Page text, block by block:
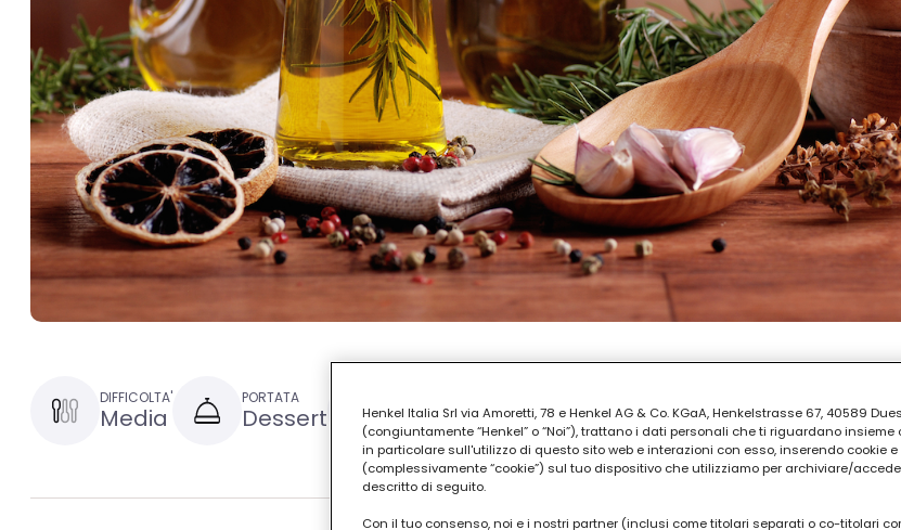
DIFFICOLTA'
Media
PORTATA
Dessert 1 ora e 30
Henkel Italia Srl via Amoretti, 78 e Henkel AG & Co. KGaA, Henkelstrasse 67, 40589
(congiuntamente “Henkel” o “Noi”), trattano i dati personali che ti riguardano
in particolare sull'utilizzo di questo sito web e interazioni con esso, inserendo cookie
(complessivamente “cookie”) sul tuo dispositivo che utilizziamo per archiviare/
descritto di seguito.
Con il tuo consenso, noi e i nostri partner (inclusi come titolari separati o co-titolari